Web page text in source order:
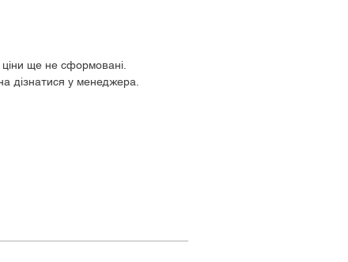
ще не сформовані.
дізнатися у менеджера.